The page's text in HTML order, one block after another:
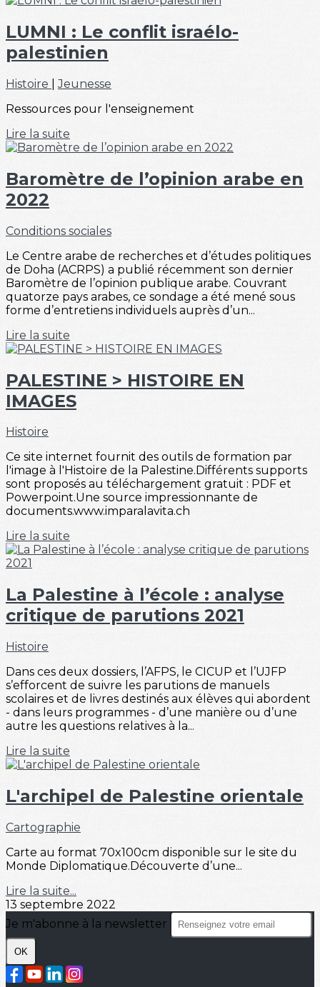
LUMNI : Le conflit israélo-
palestinien
Histoire |Jeunesse
Ressources pour l'enseignement
Lire la suite
Baromètre de l’opinion arabe en
2022
Conditions sociales
Le Centre arabe de recherches et d’études politiques
de Doha (ACRPS) a publié récemment son dernier
Baromètre de l’opinion publique arabe. Couvrant
quatorze pays arabes, ce sondage a été mené sous
forme d’entretiens individuels auprès d’un...
Lire la suite
PALESTINE > HISTOIRE EN
IMAGES
Histoire
Ce site internet fournit des outils de formation par
l'image à l'Histoire de la Palestine.Différents supports
sont proposés au téléchargement gratuit : PDF et
Powerpoint.Une source impressionnante de
documents.www.imparalavita.ch
Lire la suite
La Palestine à l’école : analyse
critique de parutions 2021
Histoire
Dans ces deux dossiers, l’AFPS, le CICUP et l’UJFP
s’efforcent de suivre les parutions de manuels
scolaires et de livres destinés aux élèves qui abordent
- dans leurs programmes - d’une manière ou d’une
autre les questions relatives à la...
Lire la suite
L'archipel de Palestine orientale
Cartographie
Carte au format 70x100cm disponible sur le site du
Monde Diplomatique.Découverte d’une...
Lire la suite...
13 septembre 2022
Je m'abonne à la newsletter
OK